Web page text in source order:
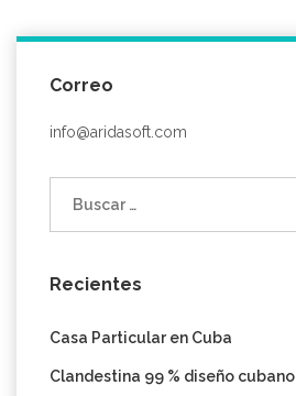
Correo
info@aridasoft.com
Recientes
Casa Particular en Cuba
Clandestina 99 % diseño cubano